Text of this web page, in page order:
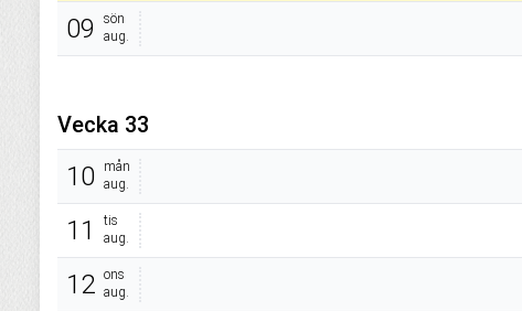
09
sön
aug.
Vecka 33
10
mån
aug.
11
tis
aug.
12 ons
aug.